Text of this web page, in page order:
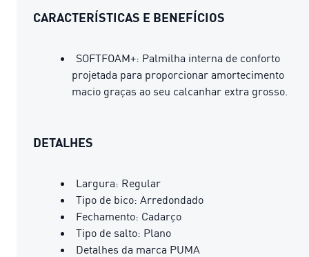
CARACTERÍSTICAS E BENEFÍCIOS
SOFTFOAM+: Palmilha interna de conforto
projetada para proporcionar amortecimento
macio graças ao seu calcanhar extra grosso.
DETALHES
Largura: Regular
Tipo de bico: Arredondado
Fechamento: Cadarço
Tipo de salto: Plano
Detalhes da marca PUMA